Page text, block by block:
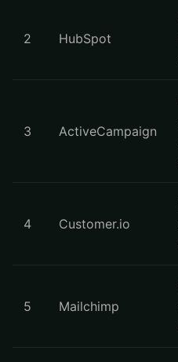
2 HubSpot
3 ActiveCampaign
4 Customer.io
5 Mailchimp